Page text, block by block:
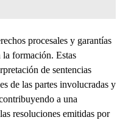
procesales y garantías
la formación. Estas
de sentencias
de las partes involucradas y
a una
resoluciones emitidas por